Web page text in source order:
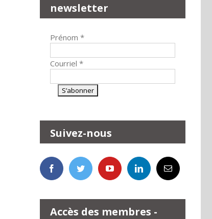
newsletter
Prénom *
Courriel *
Suivez-nous
Accès des membres -